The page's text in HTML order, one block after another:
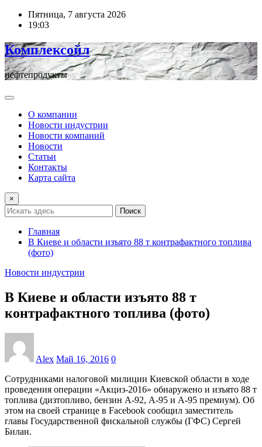
ПерейтиПятница, 7 августа 2026
19:03
Комплексойл
нефтепродукты
О компании
Новости индустрии
Новости компаний
Новости
Статьи
Контакты
Карта сайта
×
Поиск
Главная
В Киеве и области изъято 88 т контрафактного топлива
(фото)
Новости индустрии
В Киеве и области изъято 88 т
контрафактного топлива (фото)
Alex Май 16, 2016 0
Сотрудниками налоговой милиции Киевской области в ходе
проведения операции «Акциз-2016» обнаружено и изъято 88 т
топлива (дизтопливо, бензин А-92, А-95 и А-95 премиум). Об
этом на своей странице в Facebook сообщил заместитель
главы Государственной фискальной службы (ГФС) Сергей
Билан.